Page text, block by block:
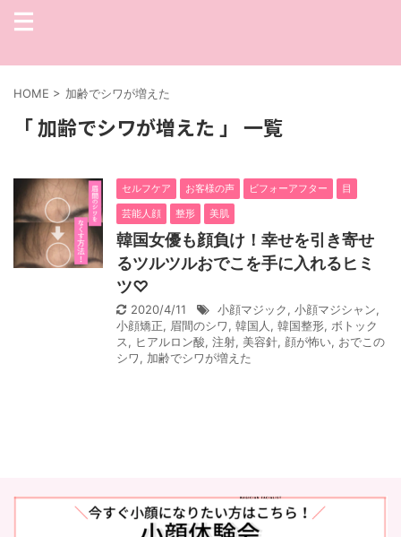
HOME > 加齢でシワが増えた
「 加齢でシワが増えた 」 一覧
セルフケア お客様の声 ビフォーアフター
目
芸能人顔
整形 美肌
韓国女優も顔負け！幸せを引き寄せ
るツルツルおでこを手に入れるヒミ
ツ♡
2020/4/11 小顔マジック, 小顔マジシャン,
小顔矯正, 眉間のシワ, 韓国人 , 韓国整形, ボトック
ス, ヒアルロン酸, 注射, 美容針, 顔が怖い, おでこの
シワ, 加齢でシワが増えた